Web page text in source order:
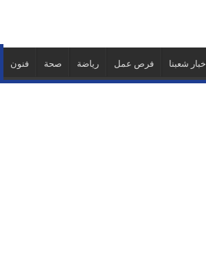
اخبار شعبنا فرص عمل رياضة صحة فنون